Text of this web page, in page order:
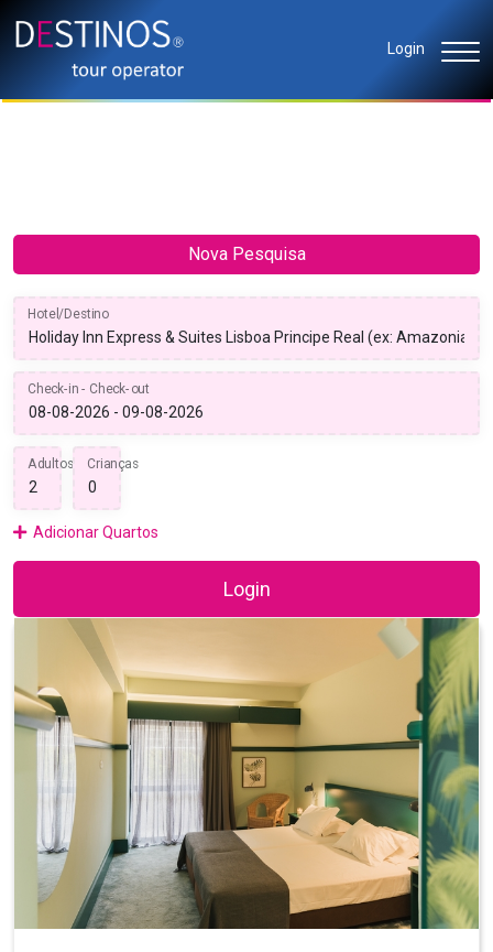
Login
Nova Pesquisa
Hotel/Destino
Check-in - Check-out
Adultos Crianças
Adicionar Quartos
Login